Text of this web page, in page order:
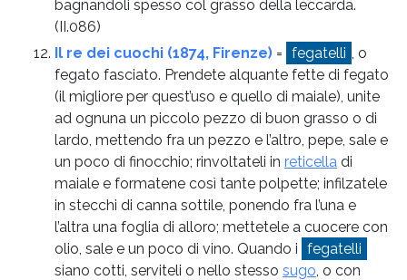
bagnandoli spesso col grasso della leccarda.
(II.086)
Il re dei cuochi (1874, Firenze) = fegatelli , o
fegato fasciato. Prendete alquante fette di fegato
(il migliore per quest’uso e quello di maiale), unite
ad ognuna un piccolo pezzo di buon grasso o di
lardo, mettendo fra un pezzo e l’altro, pepe, sale e
un poco di finocchio; rinvoltateli in reticella di
maiale e formatene così tante polpette; infilzatele
in stecchi di canna sottile, ponendo fra l’una e
l’altra una foglia di alloro; mettetele a cuocere con
olio, sale e un poco di vino. Quando i fegatelli
siano cotti, serviteli o nello stesso sugo, o con